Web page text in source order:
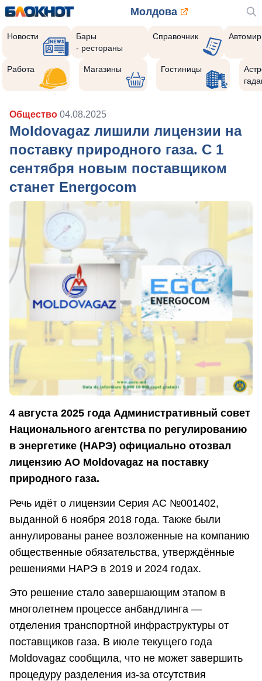
Молдова
Новости
Бары
- рестораны
Справочник Автомир
Работа Магазины Гостиницы
Общество 04.08.2025
Moldovagaz лишили лицензии на
поставку природного газа. С 1
сентября новым поставщиком
станет Energocom
4 августа 2025 года Административный совет
Национального агентства по регулированию
в энергетике (НАРЭ) официально отозвал
лицензию АО Moldovagaz на поставку
природного газа.
Речь идёт о лицензии Серия AC №001402,
выданной 6 ноября 2018 года. Также были
аннулированы ранее возложенные на компанию
общественные обязательства, утверждённые
решениями НАРЭ в 2019 и 2024 годах.
Это решение стало завершающим этапом в
многолетнем процессе анбандлинга —
отделения транспортной инфраструктуры от
поставщиков газа. В июле текущего года
Moldovagaz сообщила, что не может завершить
процедуру разделения из-за отсутствия